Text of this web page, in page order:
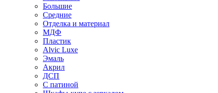
Большие
Средние
Отделка и материал
МДФ
Пластик
Alvic Luxe
Эмаль
Акрил
ДСП
С патиной